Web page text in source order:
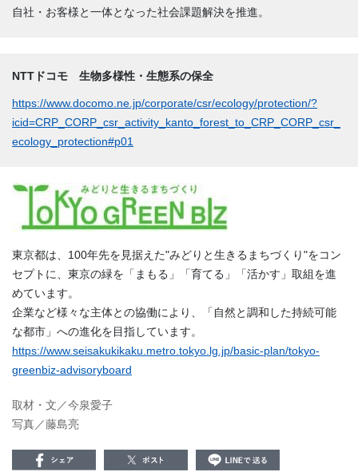
自社・お客様と一体となった社会課題解決を推進。
NTTドコモ 生物多様性・生態系の保全
https://www.docomo.ne.jp/corporate/csr/ecology/protection/?
icid=CRP_CORP_csr_activity_kanto_forest_to_CRP_CORP_csr_
ecology_protection#p01
東京都は、100年先を見据えた"みどりと生きるまちづくり"をコン
セプトに、東京の緑を「まもる」「育てる」「活かす」取組を進
めています。
企業など様々な主体との協働により、「自然と調和した持続可能
な都市」への進化を目指しています。
https://www.seisakukikaku.metro.tokyo.lg.jp/basic-plan/tokyo-
greenbiz-advisoryboard
取材・文／今泉愛子
写真／藤島亮